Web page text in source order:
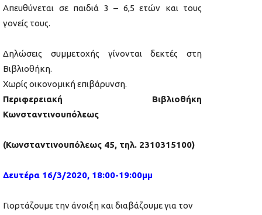
Απευθύνεται σε παιδιά 3 – 6,5 ετών και τους
γονείς τους.
Δηλώσεις συμμετοχής γίνονται δεκτές στη
Βιβλιοθήκη.
Χωρίς οικονομική επιβάρυνση.
Περιφερειακή Βιβλιοθήκη
Κωνσταντινουπόλεως
(Κωνσταντινουπόλεως 45, τηλ. 2310315100)
Δευτέρα 16/3/2020, 18:00-19:00μμ
Γιορτάζουμε την άνοιξη και διαβάζουμε για τον